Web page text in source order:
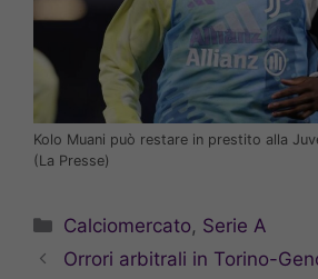
Kolo Muani può restare in prestito alla
(La Presse)
Categorie
Calciomercato, Serie A
Orrori arbitrali in Torino-